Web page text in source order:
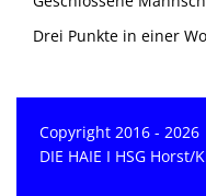
Drei Punkte in einer
Copyright 2016 - 2026
DIE HAIE I HSG